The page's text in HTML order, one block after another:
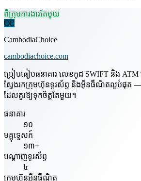
ពីក្រុមការងារតែមួយ
CC
CambodiaChoice
cambodiachoice.com
ប្រៀបធៀបធនាគារ លេខកូដ SWIFT និង ATM
ស្វែងរកក្រុមហ៊ុនទូរស័ព្ទ និងអ៊ីនធឺណិតល្អបំផុត —
ដែលគួរឱ្យទុកចិត្តតែមួយ។
ធនាគារ
១០
មគ្គុទ្ទេសក៍
១៣+
បណ្តាញទូរស័ព្ទ
៤
ក្រុមហ៊ុនអ៊ីនធឺណិត